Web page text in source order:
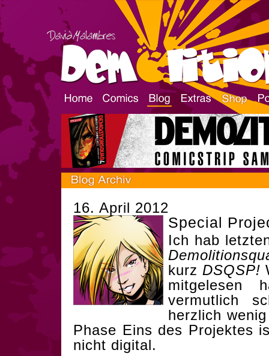
16. April 2012
Special
Ich hab
kurz DSQSP!
mitgelesen
vermutlich
herzlich
Phase Eins des Projektes
nicht digital.